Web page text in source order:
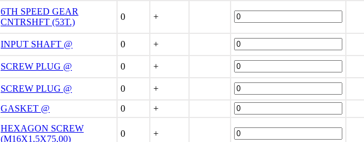
6TH SPEED GEAR
CNTRSHFT (53T.)
0 +
INPUT SHAFT @ 0 +
SCREW PLUG @ 0 +
SCREW PLUG @ 0
+
GASKET @ 0 +
HEXAGON SCREW
(M16X1,5X75,00)
0 +